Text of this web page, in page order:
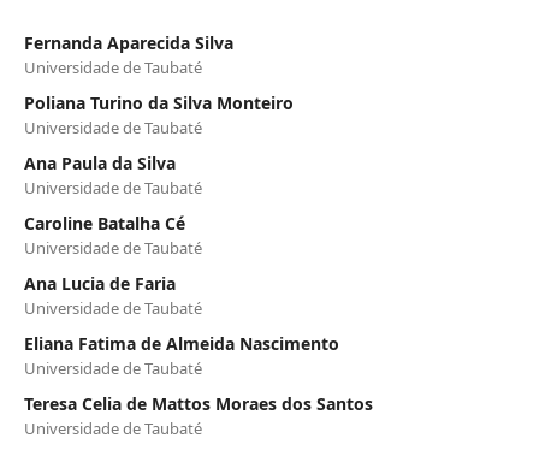
Fernanda Aparecida Silva
Universidade de Taubaté
Poliana Turino da Silva Monteiro
Universidade de Taubaté
Ana Paula da Silva
Universidade de Taubaté
Caroline Batalha Cé
Universidade de Taubaté
Ana Lucia de Faria
Universidade de Taubaté
Eliana Fatima de Almeida Nascimento
Universidade de Taubaté
Teresa Celia de Mattos Moraes dos Santos
Universidade de Taubaté